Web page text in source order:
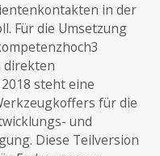
in der
Für die Umsetzung
direkten
steht eine
für die
und
Diese Teilversion